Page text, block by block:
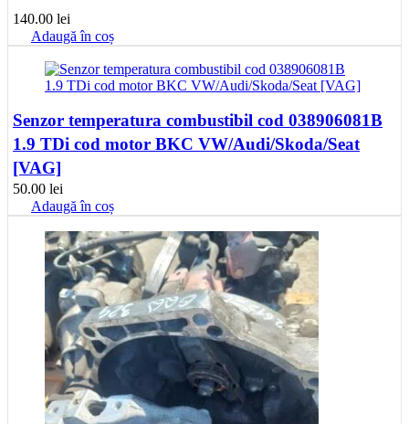
140.00 lei
Adaugă în coș
Senzor temperatura combustibil cod 038906081B
1.9 TDi cod motor BKC VW/Audi/Skoda/Seat
[VAG]
50.00 lei
Adaugă în coș